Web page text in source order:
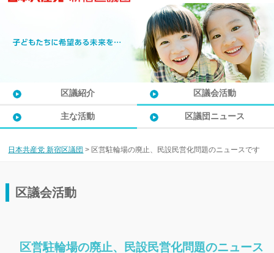
区議紹介 区議会活動
主な活動 区議団ニュース
日本共産党 新宿区議団 > 区営駐輪場の廃止、民設民営化問題のニュースです
区議会活動
区営駐輪場の廃止、民設民営化問題のニュース